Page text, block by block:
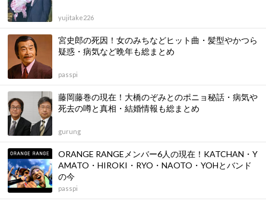
yujitake226
宮史郎の死因！女のみちなどヒット曲・髪型やかつら
疑惑・病気など晩年も総まとめ
passpi
藤岡藤巻の現在！大橋のぞみとのポニョ秘話・病気や
死去の噂と真相・結婚情報も総まとめ
gurung
ORANGE RANGEメンバー6人の現在！KATCHAN・Y
AMATO・HIROKI・RYO・NAOTO・YOHとバンド
の今
passpi